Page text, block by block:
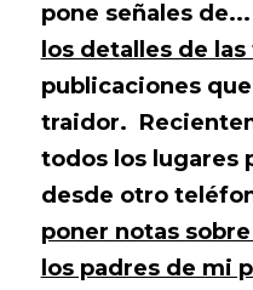
pone señales de...
los detalles de
publicaciones
traidor.
todos los lugares
desde otro
poner notas
los padres de mi